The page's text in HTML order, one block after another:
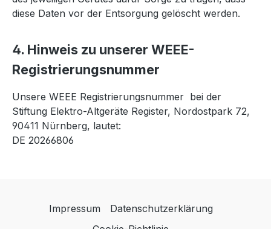
diese Daten vor der Entsorgung gelöscht werden.
4. Hinweis zu unserer WEEE-
Registrierungsnummer
Unsere WEEE Registrierungsnummer bei der
Stiftung Elektro-Altgeräte Register, Nordostpark 72,
90411 Nürnberg, lautet:
DE 20266806
Impressum
Datenschutzerklärung